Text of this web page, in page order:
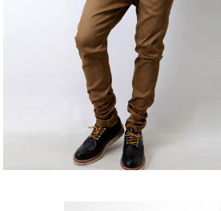
３．收到繳費通知簡訊後14天內，點擊此簡訊
ATM／網路銀行／等多元方式進行付款，方視為
※ 請注意：結帳手續完成當下不需立刻繳費，
購買商品的店家。未經商家同意取消之訂單仍
後付繳納相關費用。
※ 交易是否成功請以「AFTEE先享後付 」之結
是否繳費成功／繳費後需取消欲退款等相關疑
https://
１．透過由恩沛科技股份有限公司提供之「
易，需依本服務之必要範圍內提供個人資料，
7-11付款取貨
每筆NT$80，滿NT$1,800(含以上)免運費
先付款後7-11取貨
每筆NT$80，滿NT$1,800(含以上)免運費
每筆NT$120，滿NT$3,000(含以上)免運費